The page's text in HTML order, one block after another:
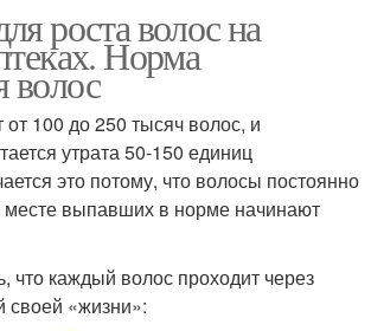
роста волос на
Норма
волос
от 100 до 250 тысяч волос, и
утрата 50-150 единиц
это потому, что волосы постоянно
выпавших в норме начинают
что каждый волос проходит через
своей «жизни»: